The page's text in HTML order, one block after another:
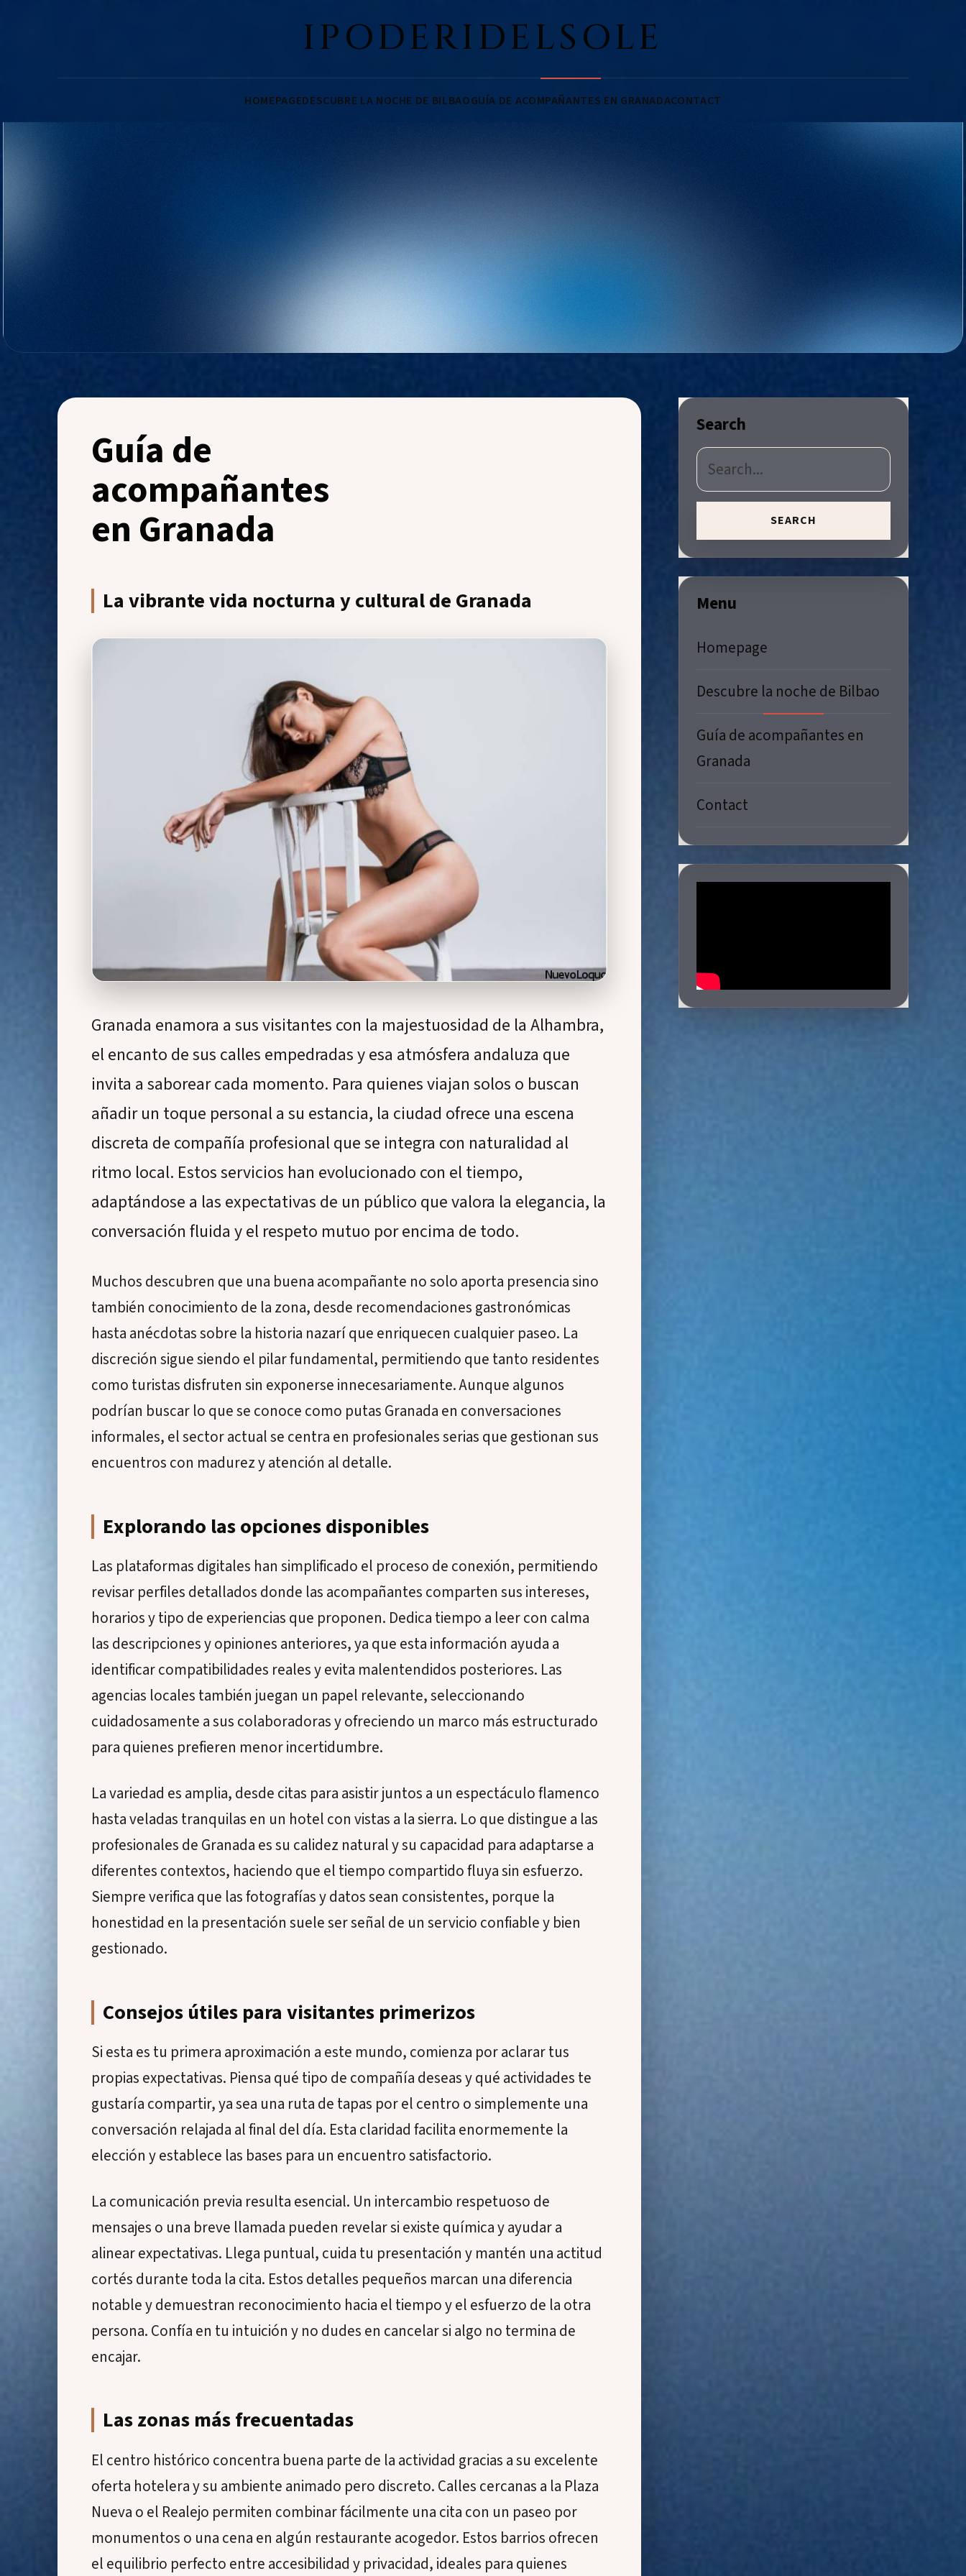
IPODERIDELSOLE
HOMEPAGEDESCUBRE LA NOCHE DE BILBAOGUÍA DE ACOMPAÑANTES EN GRANADACONTACT
Guía de
acompañantes
en Granada
La vibrante vida nocturna y cultural de Granada
Granada enamora a sus visitantes con la majestuosidad de la Alhambra,
el encanto de sus calles empedradas y esa atmósfera andaluza que
invita a saborear cada momento. Para quienes viajan solos o buscan
añadir un toque personal a su estancia, la ciudad ofrece una escena
discreta de compañía profesional que se integra con naturalidad al
ritmo local. Estos servicios han evolucionado con el tiempo,
adaptándose a las expectativas de un público que valora la elegancia, la
conversación fluida y el respeto mutuo por encima de todo.
Muchos descubren que una buena acompañante no solo aporta presencia sino
también conocimiento de la zona, desde recomendaciones gastronómicas
hasta anécdotas sobre la historia nazarí que enriquecen cualquier paseo. La
discreción sigue siendo el pilar fundamental, permitiendo que tanto residentes
como turistas disfruten sin exponerse innecesariamente. Aunque algunos
podrían buscar lo que se conoce como putas Granada en conversaciones
informales, el sector actual se centra en profesionales serias que gestionan sus
encuentros con madurez y atención al detalle.
Explorando las opciones disponibles
Las plataformas digitales han simplificado el proceso de conexión, permitiendo
revisar perfiles detallados donde las acompañantes comparten sus intereses,
horarios y tipo de experiencias que proponen. Dedica tiempo a leer con calma
las descripciones y opiniones anteriores, ya que esta información ayuda a
identificar compatibilidades reales y evita malentendidos posteriores. Las
agencias locales también juegan un papel relevante, seleccionando
cuidadosamente a sus colaboradoras y ofreciendo un marco más estructurado
para quienes prefieren menor incertidumbre.
La variedad es amplia, desde citas para asistir juntos a un espectáculo flamenco
hasta veladas tranquilas en un hotel con vistas a la sierra. Lo que distingue a las
profesionales de Granada es su calidez natural y su capacidad para adaptarse a
diferentes contextos, haciendo que el tiempo compartido fluya sin esfuerzo.
Siempre verifica que las fotografías y datos sean consistentes, porque la
honestidad en la presentación suele ser señal de un servicio confiable y bien
gestionado.
Consejos útiles para visitantes primerizos
Si esta es tu primera aproximación a este mundo, comienza por aclarar tus
propias expectativas. Piensa qué tipo de compañía deseas y qué actividades te
gustaría compartir, ya sea una ruta de tapas por el centro o simplemente una
conversación relajada al final del día. Esta claridad facilita enormemente la
elección y establece las bases para un encuentro satisfactorio.
La comunicación previa resulta esencial. Un intercambio respetuoso de
mensajes o una breve llamada pueden revelar si existe química y ayudar a
alinear expectativas. Llega puntual, cuida tu presentación y mantén una actitud
cortés durante toda la cita. Estos detalles pequeños marcan una diferencia
notable y demuestran reconocimiento hacia el tiempo y el esfuerzo de la otra
persona. Confía en tu intuición y no dudes en cancelar si algo no termina de
encajar.
Las zonas más frecuentadas
El centro histórico concentra buena parte de la actividad gracias a su excelente
oferta hotelera y su ambiente animado pero discreto. Calles cercanas a la Plaza
Nueva o el Realejo permiten combinar fácilmente una cita con un paseo por
monumentos o una cena en algún restaurante acogedor. Estos barrios ofrecen
el equilibrio perfecto entre accesibilidad y privacidad, ideales para quienes
Search
SEARCH
Menu
Homepage
Descubre la noche de Bilbao
Guía de acompañantes en
Granada
Contact